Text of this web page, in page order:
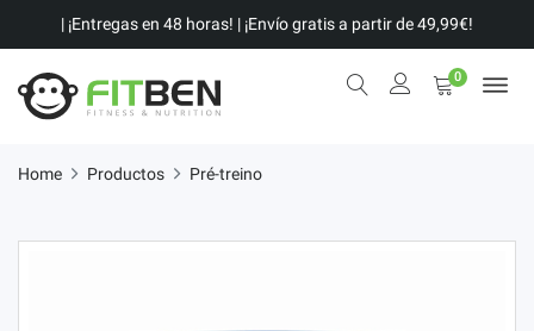
| ¡Entregas en 48 horas! | ¡Envío gratis a partir de 49,99€!
0
Home Productos Pré-treino